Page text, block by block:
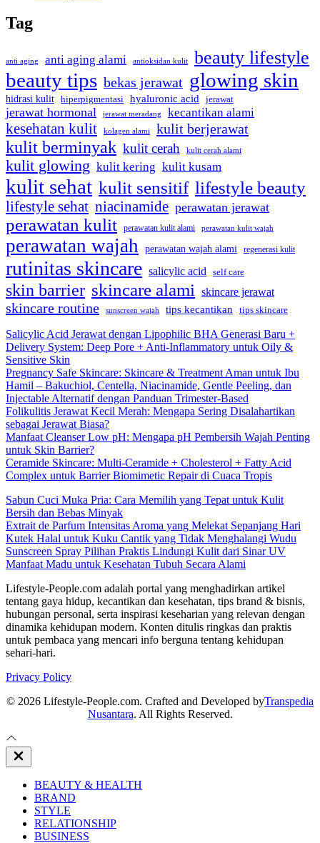
Tag
anti aging anti aging alami antioksidan kulit beauty lifestyle
beauty tips bekas jerawat glowing skin
hidrasi kulit hiperpigmentasi hyaluronic acid jerawat
jerawat hormonal jerawat meradang kecantikan alami
kesehatan kulit kolagen alami kulit berjerawat
kulit berminyak kulit cerah kulit cerah alami
kulit glowing kulit kering kulit kusam
kulit sehat kulit sensitif lifestyle beauty
lifestyle sehat niacinamide perawatan jerawat
perawatan kulit perawatan kulit alami perawatan kulit wajah
perawatan wajah perawatan wajah alami regenerasi kulit
rutinitas skincare salicylic acid self care
skin barrier skincare alami skincare jerawat
skincare routine sunscreen wajah tips kecantikan tips skincare
Salicylic Acid Jerawat dengan Lipophilic BHA Generasi Baru +
Delivery System: Deep Pore + Anti-Inflammatory untuk Oily &
Sensitive Skin
Pregnancy Safe Skincare: Skincare & Treatment Aman untuk Ibu
Hamil – Bakuchiol, Centella, Niacinamide, Gentle Peeling, dan
Injectable Alternatif dengan Panduan Trimester-Based
Folikulitis Jerawat Kecil Merah: Mengapa Sering Disalahartikan
sebagai Jerawat Biasa?
Manfaat Cleanser Low pH: Mengapa pH Pembersih Wajah Penting
untuk Skin Barrier?
Ceramide Skincare: Multi-Ceramide + Cholesterol + Fatty Acid
Complex untuk Barrier Biomimetic Repair di Cuaca Tropis
Sabun Cuci Muka Pria: Cara Memilih yang Tepat untuk Kulit
Bersih dan Bebas Minyak
Extrait de Parfum Intensitas Aroma yang Melekat Sepanjang Hari
Kutek Halal untuk Kuku Cantik yang Tidak Menghalangi Wudu
Sunscreen Spray Pilihan Praktis Lindungi Kulit dari Sinar UV
Manfaat Madu untuk Kesehatan Tubuh Secara Alami
Lifestyle-People.com adalah portal yang menghadirkan artikel
tentang gaya hidup, kecantikan dan kesehatan, tips brand & bisnis,
hubungan personal, serta inspirasi keseharian yang relevan dengan
dinamika kehidupan modern. Konten ditulis ringkas dan praktis
untuk pembaca yang mencari info berguna tentang kehidupan
sehari-hari.
Privacy Policy
© 2026 Lifestyle-People.com. Crafted and Developed byTranspedia
Nusantara. All Rights Reserved.
Close
Off
BEAUTY & HEALTH
BRAND
STYLE
RELATIONSHIP
BUSINESS